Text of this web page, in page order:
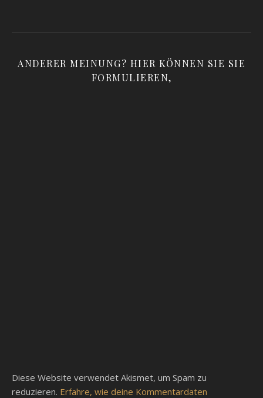
ANDERER MEINUNG? HIER KÖNNEN SIE SIE
FORMULIEREN,
Diese Website verwendet Akismet, um Spam zu
reduzieren. Erfahre, wie deine Kommentardaten